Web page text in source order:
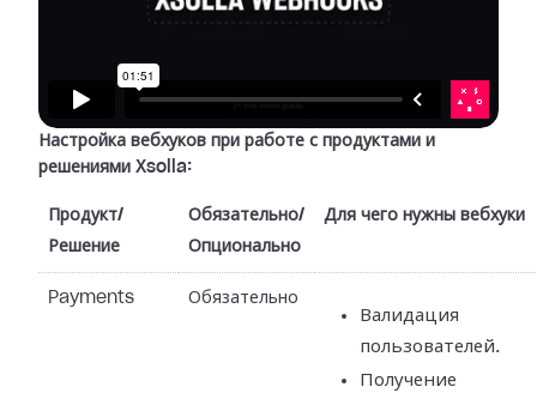
Настройка вебхуков при работе с продуктами и
решениями Xsolla:
Продукт/
Решение
Обязательно/
Опционально
Для чего нужны вебхуки
Payments Обязательно
Валидация
пользователей.
Получение